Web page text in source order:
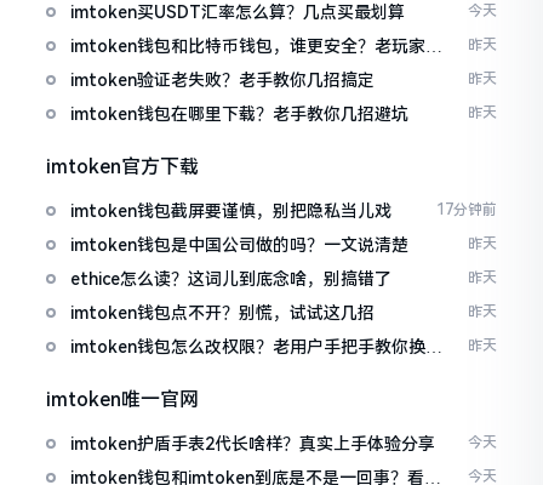
imtoken买USDT汇率怎么算？几点买最划算 今天
imtoken钱包和比特币钱包，谁更安全？老玩家来
聊聊
昨天
imtoken验证老失败？老手教你几招搞定 昨天
imtoken钱包在哪里下载？老手教你几招避坑 昨天
imtoken官方下载
imtoken钱包截屏要谨慎，别把隐私当儿戏 17分钟前
imtoken钱包是中国公司做的吗？一文说清楚 昨天
ethice怎么读？这词儿到底念啥，别搞错了 昨天
imtoken钱包点不开？别慌，试试这几招 昨天
imtoken钱包怎么改权限？老用户手把手教你换主
昨天
imtoken唯一官网
imtoken护盾手表2代长啥样？真实上手体验分享 今天
imtoken钱包和imtoken到底是不是一回事？看完
今天